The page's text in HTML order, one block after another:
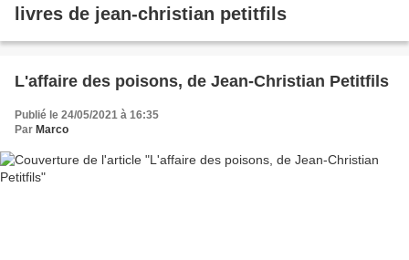
livres de jean-christian petitfils
L'affaire des poisons, de Jean-Christian Petitfils
Publié le 24/05/2021 à 16:35
Par Marco